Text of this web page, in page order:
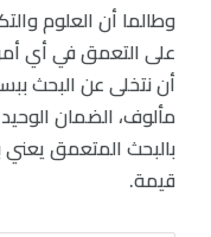
وطالما أن العلوم
على التعمق في أي
أن نتخلى عن البحث
مألوف، الضمان
بالبحث المتعمق
قيمة.